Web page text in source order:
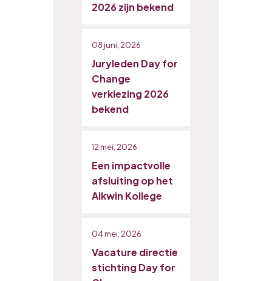
2026 zijn bekend
08 juni, 2026
Juryleden Day for
Change
verkiezing 2026
bekend
12 mei, 2026
Een impactvolle
afsluiting op het
Alkwin Kollege
04 mei, 2026
Vacature directie
stichting Day for